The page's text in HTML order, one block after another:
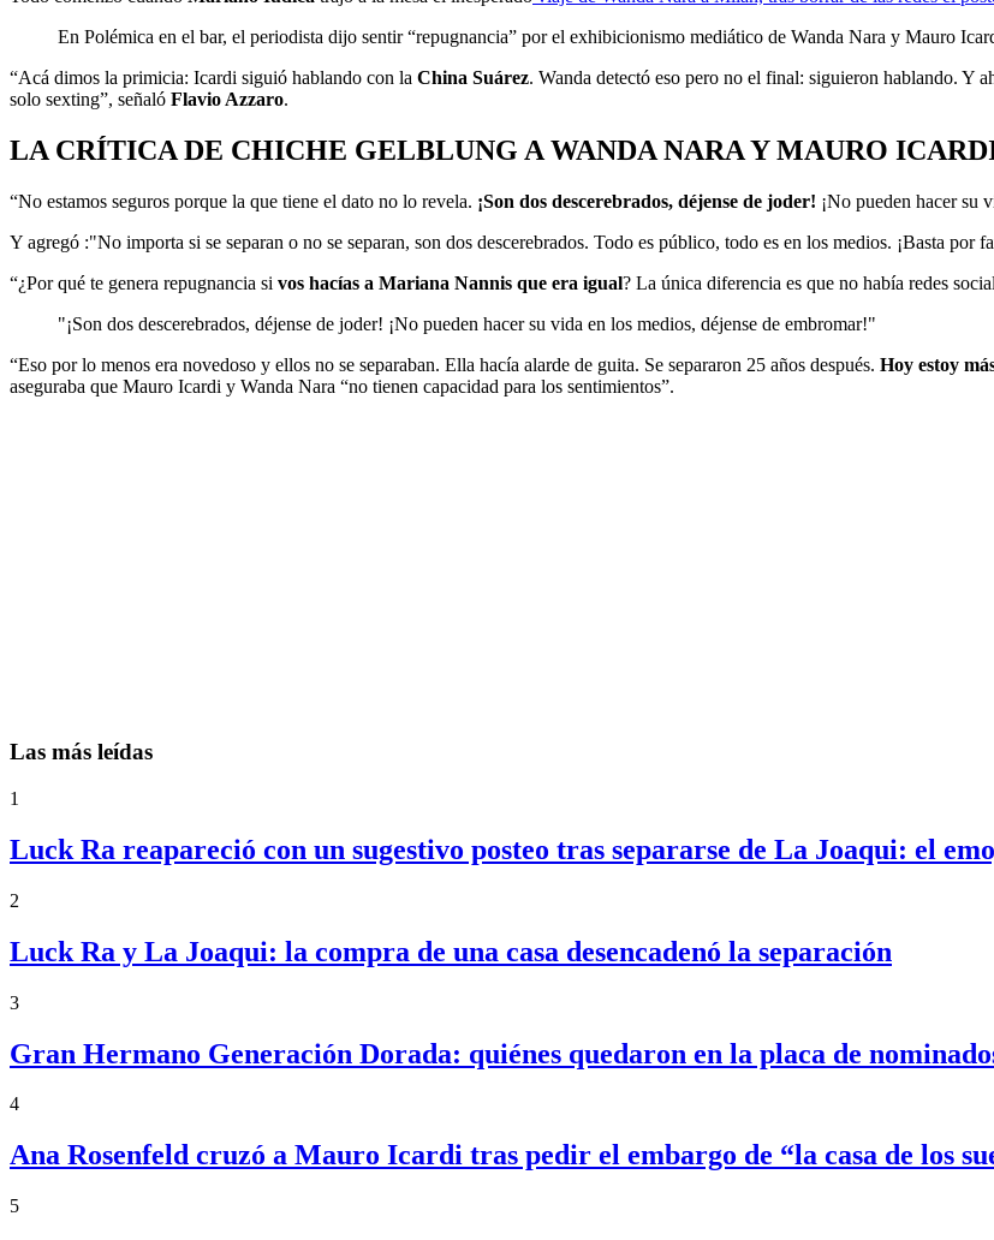
En Polémica en el bar, el periodista dijo sentir “repugnancia” por el exhibicionismo mediático de Wanda Nara y Mauro
“Acá dimos la primicia: Icardi siguió hablando con la China Suárez. Wanda detectó eso pero no el final: siguieron hablando. Y
solo sexting”, señaló Flavio Azzaro.
LA CRÍTICA DE CHICHE GELBLUNG A WANDA NARA Y MAURO
“No estamos seguros porque la que tiene el dato no lo revela. ¡Son dos descerebrados, déjense de joder! ¡No pueden hacer su
Y agregó :"No importa si se separan o no se separan, son dos descerebrados. Todo es público, todo es en los medios. ¡Basta por
“¿Por qué te genera repugnancia si vos hacías a Mariana Nannis que era igual? La única diferencia es que no había redes
"¡Son dos descerebrados, déjense de joder! ¡No pueden hacer su vida en los medios, déjense de embromar!"
“Eso por lo menos era novedoso y ellos no se separaban. Ella hacía alarde de guita. Se separaron 25 años después. Hoy estoy
aseguraba que Mauro Icardi y Wanda Nara “no tienen capacidad para los sentimientos”.
Las más leídas
1
Luck Ra reapareció con un sugestivo posteo tras separarse de La Joaqui: el
2
Luck Ra y La Joaqui: la compra de una casa desencadenó la separación
3
Gran Hermano Generación Dorada: quiénes quedaron en la placa de
4
Ana Rosenfeld cruzó a Mauro Icardi tras pedir el embargo de “la casa de los
5